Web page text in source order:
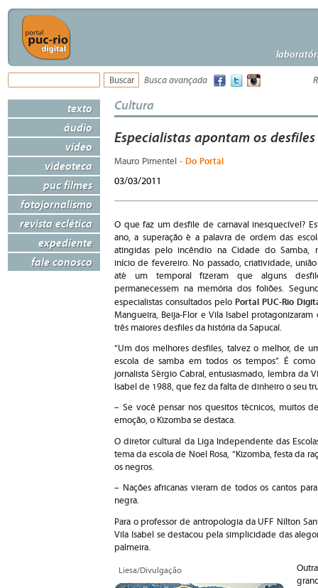
Busca avançada
texto
áudio
vídeo
videoteca
puc filmes
fotojornalismo
revista eclética
expediente
fale conosco
Cultura
Especialistas apontam os
Mauro Pimentel - Do Portal
03/03/2011
O que faz um desfile de carnaval inesquecível?
ano, a superação é a palavra de ordem das
atingidas pelo incêndio na Cidade do Samba,
início de fevereiro. No passado, criatividade,
até um temporal fizeram que alguns
permanecessem na memória dos foliões.
especialistas consultados pelo Portal PUC-Rio
Mangueira, Beija-Flor e Vila Isabel protagonizaram
três maiores desfiles da história da Sapucaí.
“Um dos melhores desfiles, talvez o melhor, de
escola de samba em todos os tempos”. É
jornalista Sérgio Cabral, entusiasmado, lembra da
Isabel de 1988, que fez da falta de dinheiro o seu
– Se você pensar nos quesitos técnicos, muitos
emoção, o Kizomba se destaca.
O diretor cultural da Liga Independente das
tema da escola de Noel Rosa, “Kizomba, festa da
os negros.
– Nações africanas vieram de todos os cantos
negra.
Para o professor de antropologia da UFF Nílton
Vila Isabel se destacou pela simplicidade das
palmeira.
Liesa/Divulgação